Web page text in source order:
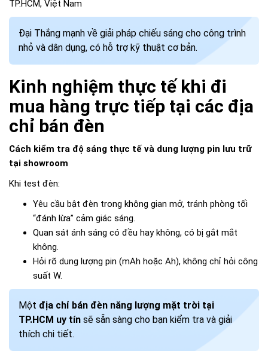
TP.HCM, Việt Nam
Đại Thắng mạnh về giải pháp chiếu sáng cho công trình
nhỏ và dân dụng, có hỗ trợ kỹ thuật cơ bản.
Kinh nghiệm thực tế khi đi
mua hàng trực tiếp tại các địa
chỉ bán đèn
Cách kiểm tra độ sáng thực tế và dung lượng pin lưu trữ
tại showroom
Khi test đèn:
Yêu cầu bật đèn trong không gian mở, tránh phòng tối
“đánh lừa” cảm giác sáng.
Quan sát ánh sáng có đều hay không, có bị gắt mắt
không.
Hỏi rõ dung lượng pin (mAh hoặc Ah), không chỉ hỏi công
suất W.
Một địa chỉ bán đèn năng lượng mặt trời tại
TP.HCM uy tín sẽ sẵn sàng cho bạn kiểm tra và giải
thích chi tiết.